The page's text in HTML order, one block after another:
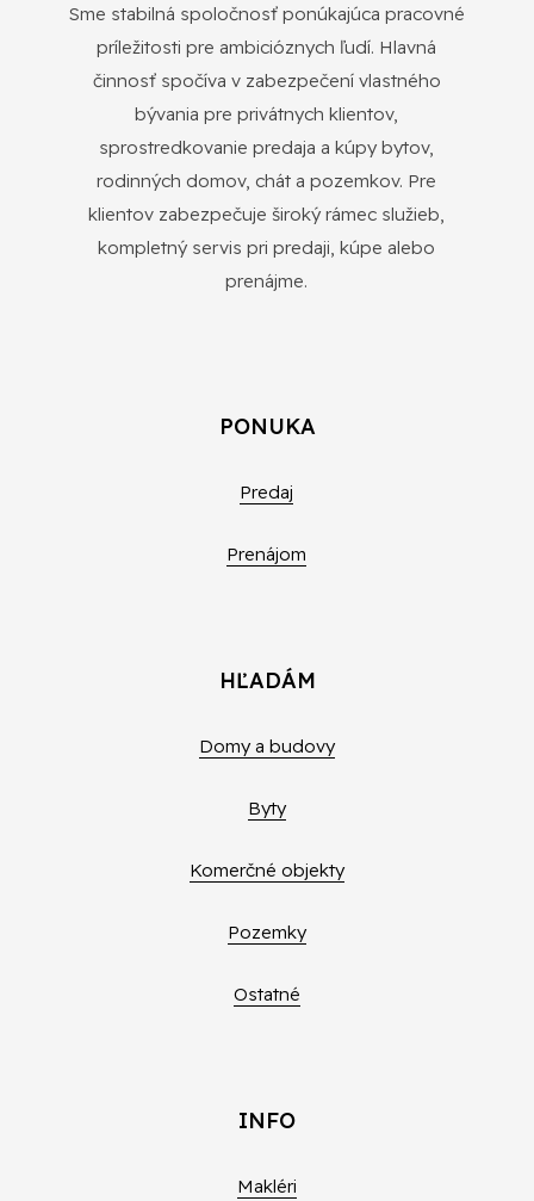
Sme stabilná spoločnosť ponúkajúca pracovné
príležitosti pre ambicióznych ľudí. Hlavná
činnosť spočíva v zabezpečení vlastného
bývania pre privátnych klientov,
sprostredkovanie predaja a kúpy bytov,
rodinných domov, chát a pozemkov. Pre
klientov zabezpečuje široký rámec služieb,
kompletný servis pri predaji, kúpe alebo
prenájme.
PONUKA
Predaj
Prenájom
HĽADÁM
Domy a budovy
Byty
Komerčné objekty
Pozemky
Ostatné
INFO
Makléri